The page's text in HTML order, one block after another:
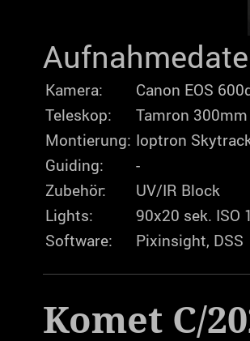
Kamera:
Canon EOS
Teleskop:
Tamron 300mm
Montierung: Ioptron
Guiding:
-
Zubehör:
UV/IR Block
Lights:
90x20 sek. ISO
Software:
Pixinsight, DSS
Komet C/